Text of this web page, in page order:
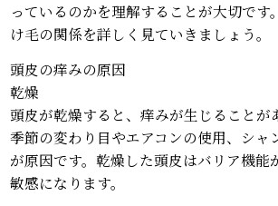
っているのかを理解することが大切です
け毛の関係を詳しく見ていきましょう。
頭皮の痒みの原因
乾燥
頭皮が乾燥すると、痒みが生じることが
季節の変わり目やエアコンの使用、シャ
が原因です。乾燥した頭皮はバリア機能
敏感になります。